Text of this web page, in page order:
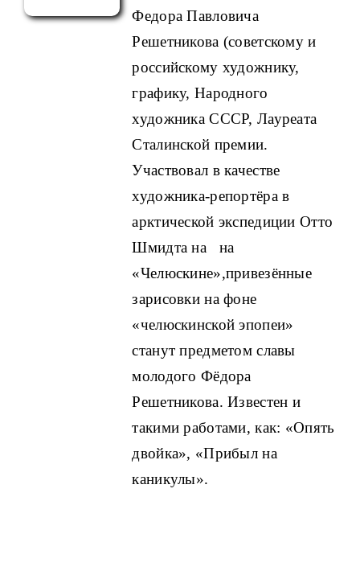
Федора Павловича
Решетникова (советскому и
российскому художнику,
графику, Народного
художника СССР, Лауреата
Сталинской премии.
Участвовал в качестве
художника-репортёра в
арктической экспедиции Отто
Шмидта на на
«Челюскине»,привезённые
зарисовки на фоне
«челюскинской эпопеи»
станут предметом славы
молодого Фёдора
Решетникова. Известен и
такими работами, как: «Опять
двойка», «Прибыл на
каникулы».